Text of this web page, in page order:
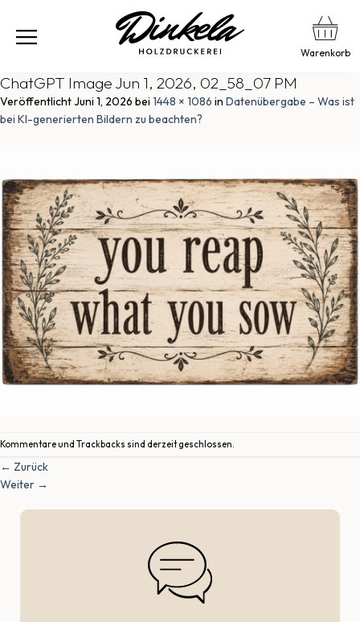
Warenkorb
ChatGPT Image Jun 1, 2026, 02_58_07 PM
VeröffentlichtJuni 1, 2026 bei 1448 × 1086 in Datenübergabe – Was ist
bei KI-generierten Bildern zu beachten?
Kommentare und Trackbacks sind derzeit geschlossen.
← Zurück
Weiter →